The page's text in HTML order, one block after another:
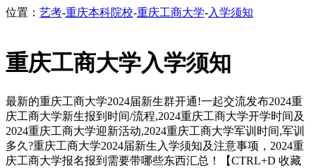
位置： 艺考-重庆本科院校-重庆工商大学-入学须知
重庆工商大学入学须知
最新的重庆工商大学2024届新生群开通!一起交流发布2024重
庆工商大学新生报到时间/流程,2024重庆工商大学开学时间及
2024重庆工商大学迎新活动,2024重庆工商大学军训时间,军训
多久?重庆工商大学2024届新生入学须知及注意事项，2024重
庆工商大学报名报到需要带哪些东西汇总！【CTRL+D 收藏